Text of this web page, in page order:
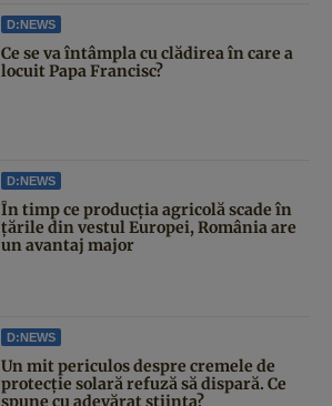
D:NEWS
Ce se va întâmpla cu clădirea în care a
locuit Papa Francisc?
D:NEWS
În timp ce producția agricolă scade în
țările din vestul Europei, România are
un avantaj major
D:NEWS
Un mit periculos despre cremele de
protecție solară refuză să dispară. Ce
spune cu adevărat știința?